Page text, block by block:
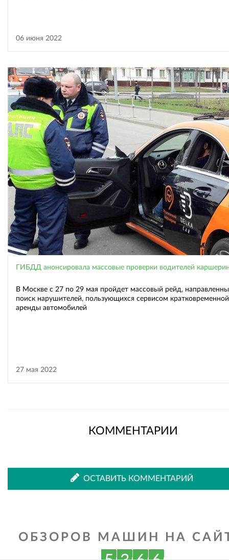
06 июня 2022
ГИБДД анонсировала массовые проверки водителей
В Москве с 27 по 29 мая пройдет массовый рейд,
поиск нарушителей, пользующихся сервисом кратковременной
аренды автомобилей
27 мая 2022
КОММЕНТАРИИ
ОСТАВИТЬ КОММЕНТАРИЙ
ОБЗОРОВ МАШИН НА